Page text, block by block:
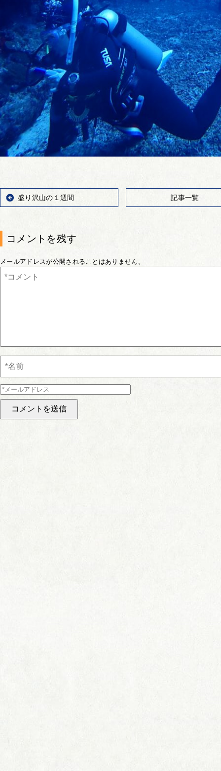
盛り沢山の１週間 記事一覧
コメントを残す
メールアドレスが公開されることはありません。